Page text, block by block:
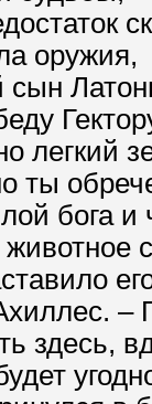
оружия,
сын
легкий
ты
бога и
здесь,